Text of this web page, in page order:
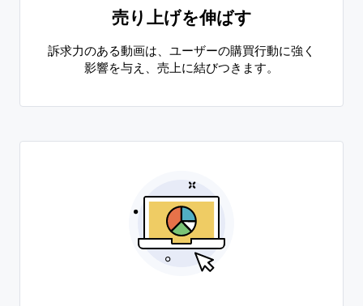
売り上げを伸ばす
訴求力のある動画は、ユーザーの購買行動に強く
影響を与え、売上に結びつきます。